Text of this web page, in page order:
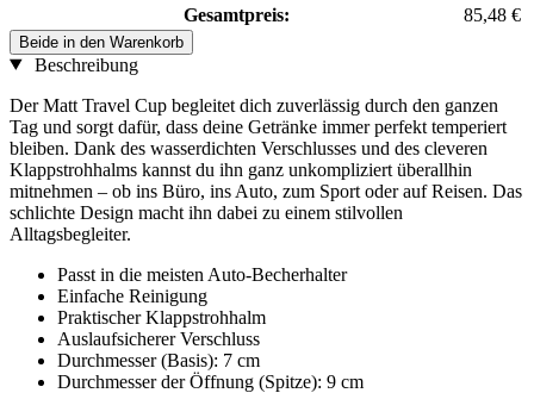
Gesamtpreis:
85,48 €
Beide in den Warenkorb
Beschreibung
Der Matt Travel Cup begleitet dich zuverlässig durch den ganzen
Tag und sorgt dafür, dass deine Getränke immer perfekt temperiert
bleiben. Dank des wasserdichten Verschlusses und des cleveren
Klappstrohhalms kannst du ihn ganz unkompliziert überallhin
mitnehmen – ob ins Büro, ins Auto, zum Sport oder auf Reisen. Das
schlichte Design macht ihn dabei zu einem stilvollen
Alltagsbegleiter.
Passt in die meisten Auto-Becherhalter
Einfache Reinigung
Praktischer Klappstrohhalm
Auslaufsicherer Verschluss
Durchmesser (Basis): 7 cm
Durchmesser der Öffnung (Spitze): 9 cm